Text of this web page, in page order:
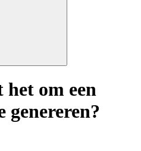
om een
genereren?